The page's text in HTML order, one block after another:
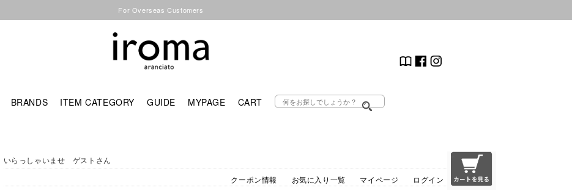
For Overseas Customers
BRANDS ITEM CATEGORY GUIDE MYPAGE CART
いらっしゃいませ ゲストさん
クーポン情報
お気に入り一覧 マイページ ログイン